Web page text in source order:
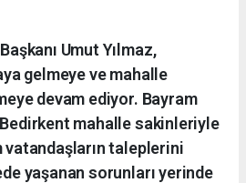
Umut Yılmaz,
gelmeye ve mahalle
devam ediyor. Bayram
mahalle sakinleriyle
vatandaşların taleplerini
yaşanan sorunları yerinde